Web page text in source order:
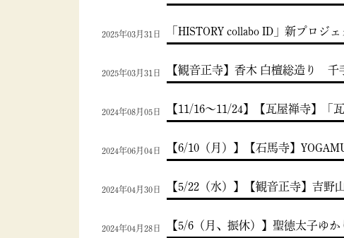
2025年03月31日 「HISTORY collabo ID」新プロ
2025年03月31日 【観音正寺】香木 白檀総造り 千
2024年08月05日 【11/16～11/24】【瓦屋禅寺】
2024年06月04日 【6/10（月）】【石馬寺】
2024年04月30日 【5/22（水）】【観音正寺】吉
2024年04月28日 【5/6（月、振休）】聖徳太子ゆ